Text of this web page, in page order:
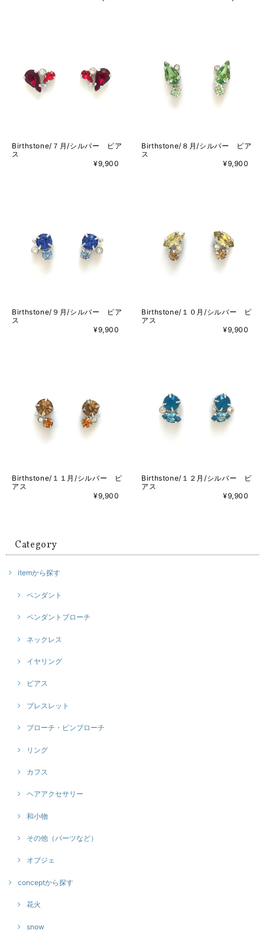
Birthstone/７月/シルバー ピア
ス
¥9,900
Birthstone/８月/シルバー ピア
ス
¥9,900
Birthstone/９月/シルバー ピア
ス
¥9,900
Birthstone/１０月/シルバー ピ
アス
¥9,900
Birthstone/１１月/シルバー ピ
アス
¥9,900
Birthstone/１２月/シルバー ピ
アス
¥9,900
Category
itemから探す
ペンダント
ペンダントブローチ
ネックレス
イヤリング
ピアス
ブレスレット
ブローチ・ピンブローチ
リング
カフス
ヘアアクセサリー
和小物
その他（パーツなど）
オブジェ
conceptから探す
花火
snow